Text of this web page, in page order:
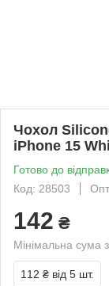
Чохол
iPhone 15
Готово до
Код: 28503
Опт
142 ₴
Мінімальна сума
112 ₴ від 5 шт.